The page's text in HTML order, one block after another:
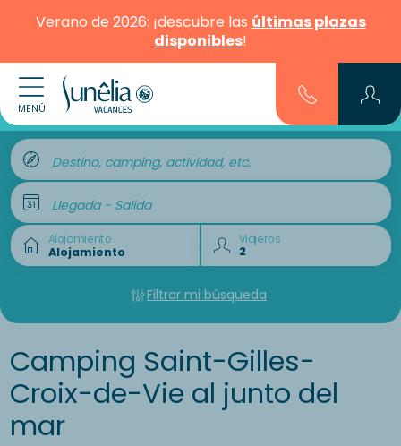
Verano de 2026: ¡descubre las últimas plazas
disponibles!
MENÚ
Destino, camping, actividad, etc.
Llegada - Salida
Alojamiento Viajeros
Filtrar mi búsqueda
Camping Saint-Gilles-
Croix-de-Vie al junto del
mar